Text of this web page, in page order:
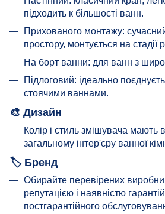
підходить к більшості ванн.
Прихованого монтажу:
простору, монтується на стадії
На борт ванни: для ванн з
Підлоговий: ідеально
стоячими ваннами.
🎨 Дизайн
Колір і стиль змішувача мають
загальному інтер'єру ванної
🏷 Бренд
Обирайте перевірених
репутацією і наявністю
постгарантійного